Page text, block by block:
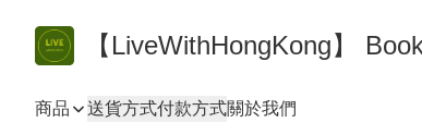
【LiveWithHongKong】
商品 送貨方式付款方式關於我們